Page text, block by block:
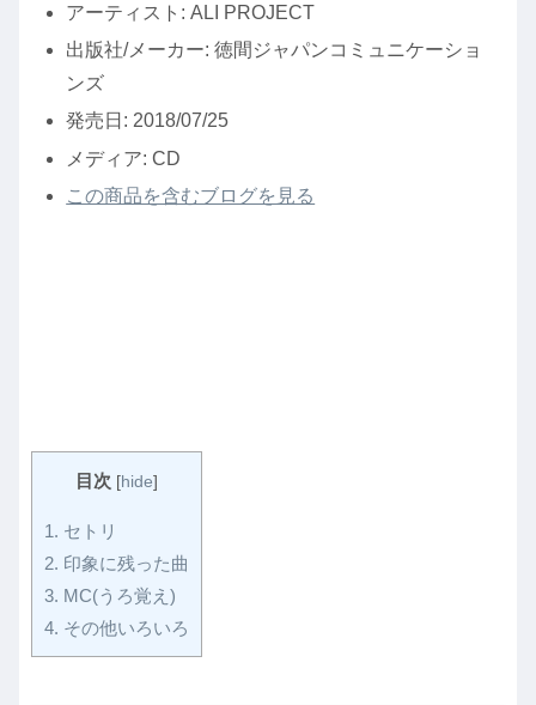
アーティスト: ALI PROJECT
出版社/メーカー: 徳間ジャパンコミュニケーショ
ンズ
発売日: 2018/07/25
メディア: CD
この商品を含むブログを見る
目次 [hide]
1. セトリ
2. 印象に残った曲
3. MC(うろ覚え)
4. その他いろいろ